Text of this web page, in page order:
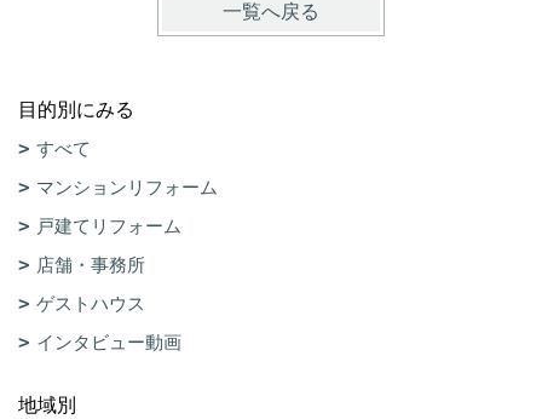
一覧へ戻る
目的別にみる
すべて
マンションリフォーム
戸建てリフォーム
店舗・事務所
ゲストハウス
インタビュー動画
地域別